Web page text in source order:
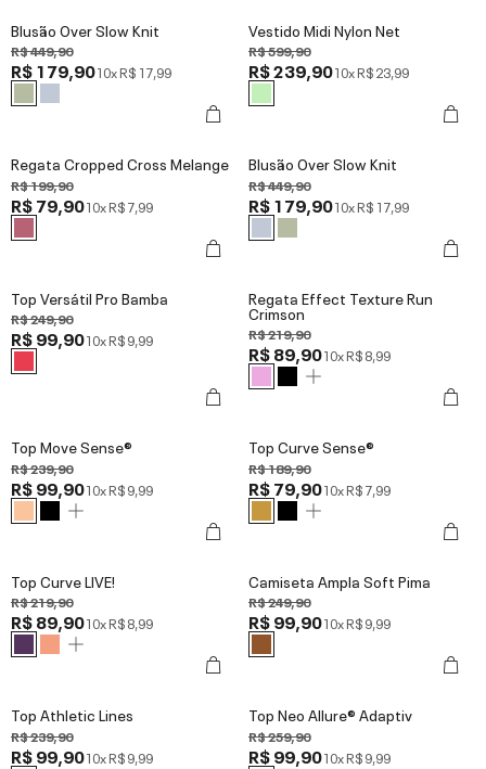
Blusão Over Slow Knit
R$ 449,90
R$ 179,9010xR$ 17,99
Vestido Midi Nylon Net
R$ 599,90
R$ 239,9010xR$ 23,99
Regata Cropped Cross Melange
R$ 199,90
R$ 79,9010xR$ 7,99
Blusão Over Slow Knit
R$ 449,90
R$ 179,9010xR$ 17,99
Top Versátil Pro Bamba
R$ 249,90
R$ 99,9010xR$ 9,99
Regata Effect Texture Run
Crimson
R$ 219,90
R$ 89,9010xR$ 8,99
Top Move Sense®
R$ 239,90
R$ 99,9010xR$ 9,99
Top Curve Sense®
R$ 189,90
R$ 79,9010xR$ 7,99
Top Curve LIVE!
R$ 219,90
R$ 89,9010xR$ 8,99
Camiseta Ampla Soft Pima
R$ 249,90
R$ 99,9010xR$ 9,99
Top Athletic Lines
R$ 239,90
R$ 99,9010xR$ 9,99
Top Neo Allure® Adaptiv
R$ 259,90
R$ 99,9010xR$ 9,99